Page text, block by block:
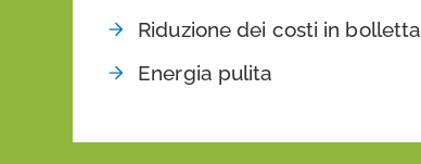
Riduzione dei costi in bolletta
Energia pulita